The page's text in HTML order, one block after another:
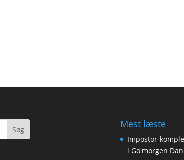
Mest læste
Impostor-
i Go'morgen